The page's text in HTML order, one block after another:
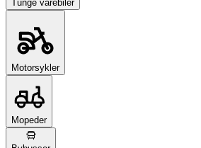
Tunge varebiler
Motorsykler
Mopeder